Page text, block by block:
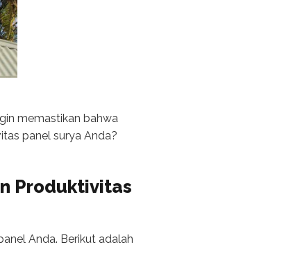
memastikan bahwa
panel surya Anda?
Produktivitas
Anda. Berikut adalah